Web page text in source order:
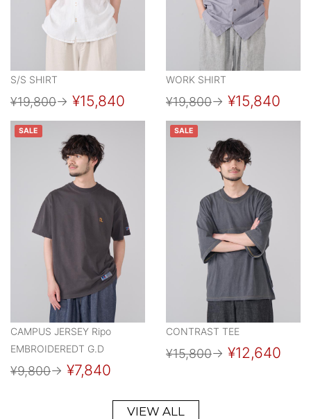
S/S SHIRT
¥19,800→ ¥15,840
WORK SHIRT
¥19,800→ ¥15,840
SALE
CAMPUS JERSEY Ripo
EMBROIDEREDT G.D
¥9,800→ ¥7,840
SALE
CONTRAST TEE
¥15,800→ ¥12,640
VIEW ALL